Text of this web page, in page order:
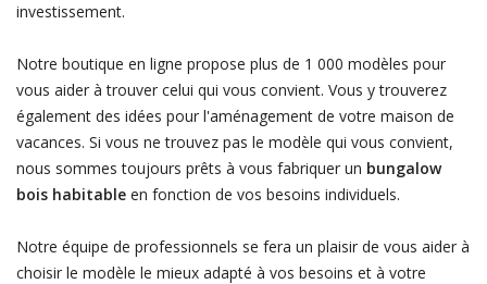
investissement.
Notre boutique en ligne propose plus de 1 000 modèles pour
vous aider à trouver celui qui vous convient. Vous y trouverez
également des idées pour l'aménagement de votre maison de
vacances. Si vous ne trouvez pas le modèle qui vous convient,
nous sommes toujours prêts à vous fabriquer un bungalow
bois habitableen fonction de vos besoins individuels.
Notre équipe de professionnels se fera un plaisir de vous aider à
choisir le modèle le mieux adapté à vos besoins et à votre